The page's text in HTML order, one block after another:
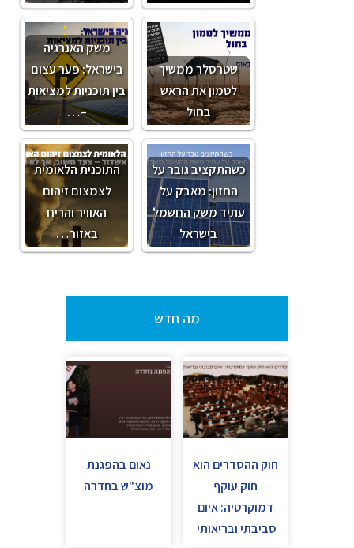
משק האנרגיה
בישראל: פער עצום
בין תוכניות למציאות
–…
שטרסלר ממשיך
לטמון את הראש
בחול
התוכנית הלאומית
לצמצום זיהום
האוויר והריח
באזור…
כשהתקציב גובר על
החזון: מאבק על
עתיד משק החשמל
בישראל
מה חדש
חוק ההסדרים הוא
חוק עוקף
דמוקרטיה: איום
סביבתי ובריאותי
נאום בהפגנת
מוצ"ש בחדרה